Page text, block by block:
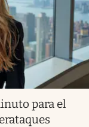
para el